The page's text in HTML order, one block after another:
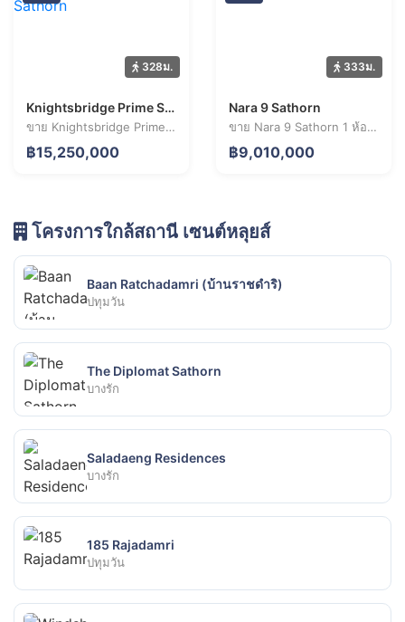
328ม.
Knightsbridge Prime Sathorn
ขาย Knightsbridge Prime Sathorn 3 ห้องนอน 106.7 ตร.ม. ราคา 15.25 ล้านบาท
฿15,250,000
333ม.
Nara 9 Sathorn
ขาย Nara 9 Sathorn 1 ห้องนอน 37.6 ตร.ม. ราคา 9.01 ล้านบาท
฿9,010,000
โครงการใกล้สถานี เซนต์หลุยส์
Baan Ratchadamri (บ้านราชดำริ)
ปทุมวัน
The Diplomat Sathorn
บางรัก
Saladaeng Residences
บางรัก
185 Rajadamri
ปทุมวัน